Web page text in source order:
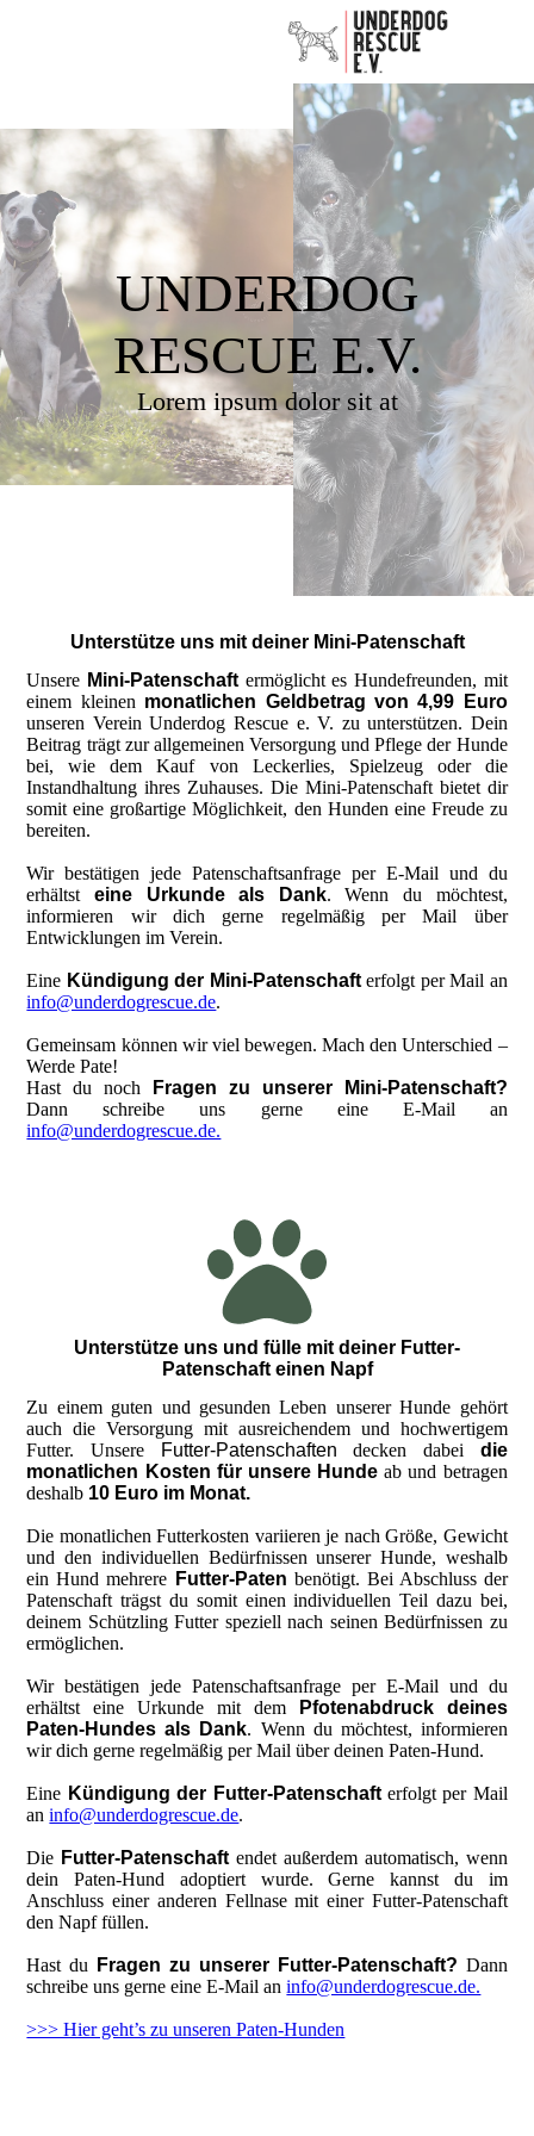
UNDERDOG
RESCUE E.V.
Lorem ipsum dolor sit at
Unterstütze uns mit deiner Mini-Patenschaft
Unsere Mini-Patenschaft ermöglicht es Hundefreunden, mit
einem kleinen monatlichen Geldbetrag von 4,99 Euro
unseren Verein Underdog Rescue e. V. zu unterstützen. Dein
Beitrag trägt zur allgemeinen Versorgung und Pflege der Hunde
bei, wie dem Kauf von Leckerlies, Spielzeug oder die
Instandhaltung ihres Zuhauses. Die Mini-Patenschaft bietet dir
somit eine großartige Möglichkeit, den Hunden eine Freude zu
bereiten.
Wir bestätigen jede Patenschaftsanfrage per E-Mail und du
erhältsteine Urkunde als Dank. Wenn du möchtest,
informieren wir dich gerne regelmäßig per Mail über
Entwicklungen im Verein.
Eine Kündigung der Mini-Patenschafterfolgt per Mail an
info@underdogrescue.de.
Gemeinsam können wir viel bewegen. Mach den Unterschied –
Werde Pate!
Hast du noch
Fragen zu unserer Mini-Patenschaft?
Dann schreibe uns gerne eine E-Mail an
info@underdogrescue.de.
Unterstütze uns und fülle mit deiner Futter-
Patenschaft einen Napf
Zu einem guten und gesunden Leben unserer Hunde gehört
auch die Versorgung mit ausreichendem und hochwertigem
Futter. Unsere
Futter-Patenschaften decken dabei die
monatlichen Kosten für unsere Hunde ab und betragen
deshalb 10 Euro im Monat.
Die monatlichen Futterkosten variieren je nach Größe, Gewicht
und den individuellen Bedürfnissen unserer Hunde, weshalb
ein Hund mehrere Futter-Paten benötigt. Bei Abschluss der
Patenschaft trägst du somit einen individuellen Teil dazu bei,
deinem Schützling Futter speziell nach seinen Bedürfnissen zu
ermöglichen.
Wir bestätigen jede Patenschaftsanfrage per E-Mail und du
erhältst eine Urkunde mit dem
Pfotenabdruck deines
Paten-Hundes als Dank. Wenn du möchtest, informieren
wir dich gerne regelmäßig per Mail über deinen Paten-Hund.
Eine Kündigung der Futter-Patenschafterfolgt per Mail
aninfo@underdogrescue.de.
Die Futter-Patenschaft endet außerdem automatisch, wenn
dein Paten-Hund adoptiert wurde. Gerne kannst du im
Anschluss einer anderen Fellnase mit einer Futter-Patenschaft
den Napf füllen.
Hast du Fragen zu unserer Futter-Patenschaft? Dann
schreibe uns gerne eine E-Mail aninfo@underdogrescue.de.
>>> Hier geht’s zu unseren Paten-Hunden